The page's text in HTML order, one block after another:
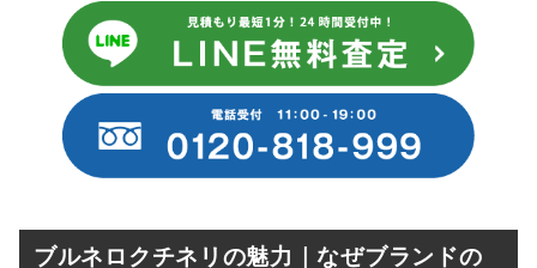
ブルネロクチネリの魅力｜なぜブランドの